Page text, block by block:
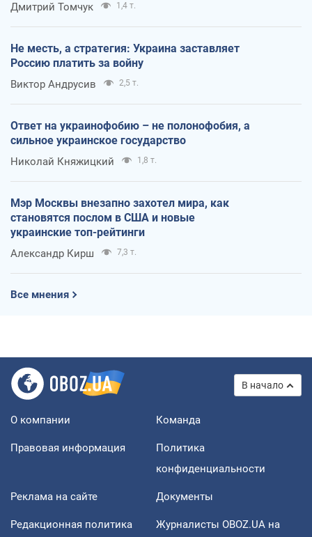
Дмитрий Томчук 1,4 т.
Не месть, а стратегия: Украина заставляет
Россию платить за войну
Виктор Андрусив 2,5 т.
Ответ на украинофобию – не полонофобия, а
сильное украинское государство
Николай Княжицкий 1,8 т.
Мэр Москвы внезапно захотел мира, как
становятся послом в США и новые
украинские топ-рейтинги
Александр Кирш 7,3 т.
Все мнения
В начало
О компании Команда
Правовая информация
Политика
конфиденциальности
Реклама на сайте Документы
Редакционная политика
Журналисты OBOZ.UA на